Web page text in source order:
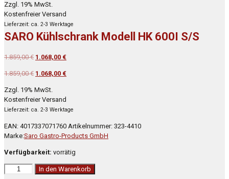
war:
1.859,00 €
Zzgl. 19% MwSt.
Kostenfreier Versand
Lieferzeit: ca. 2-3 Werktage
SARO Kühlschrank Modell HK 600I S/S
1.859,00€ Ursprünglicher
war:
1.068,00 €Aktueller
ist:
1.859,00€ Ursprünglicher
war:
1.859,00 €
1.068,00 €Aktueller
Zzgl. 19% MwSt.
Kostenfreier Versand
Lieferzeit: ca. 2-3 Werktage
EAN: 4017337071760 Artikelnummer: 323-4410
Marke:Saro Gastro-Products GmbH
Verfügbarkeit: vorrätig
SARO
In den Warenkorb